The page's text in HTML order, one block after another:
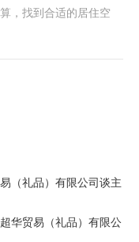
，找到合适的居住空
（礼品）有限公司谈主
华贸易（礼品）有限公